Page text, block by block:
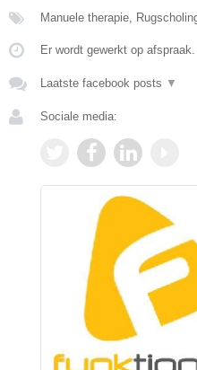
Manuele therapie,
Er wordt gewerkt op afspraak.
Laatste facebook posts ▼
Sociale media: